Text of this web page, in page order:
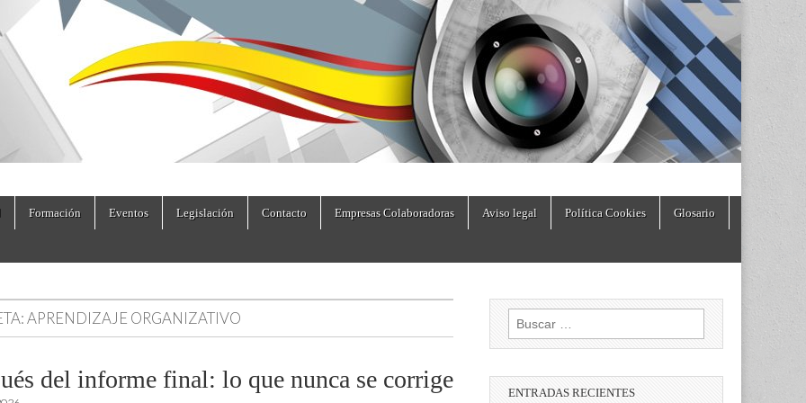
Formación Eventos Legislación Contacto Empresas Colaboradoras Aviso legal Política Cookies Glosario
APRENDIZAJE ORGANIZATIVO
del informe final: lo que nunca se corrige
Buscar:
ENTRADAS RECIENTES